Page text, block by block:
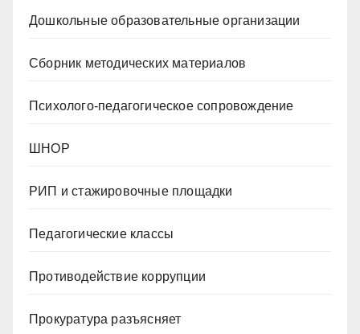
Дошкольные образовательные организации
Сборник методических материалов
Психолого-педагогическое сопровождение
ШНОР
РИП и стажировочные площадки
Педагогические классы
Противодействие коррупции
Прокуратура разъясняет